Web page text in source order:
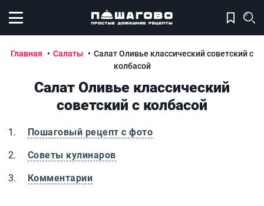
Открыть меню
Главная Салаты
Салат Оливье классический советский с
колбасой
Салат Оливье классический
советский с колбасой
Пошаговый рецепт с фото
Советы кулинаров
Комментарии